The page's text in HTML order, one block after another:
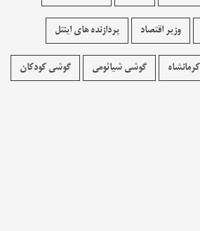
وزیر اقتصاد پردازنده های اینتل
کرمانشاه گوشی شیائومی گوشی کودکان